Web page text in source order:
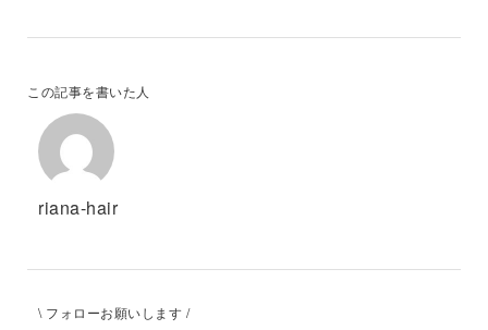
この記事を書いた人
riana-hair
\ フォローお願いします /